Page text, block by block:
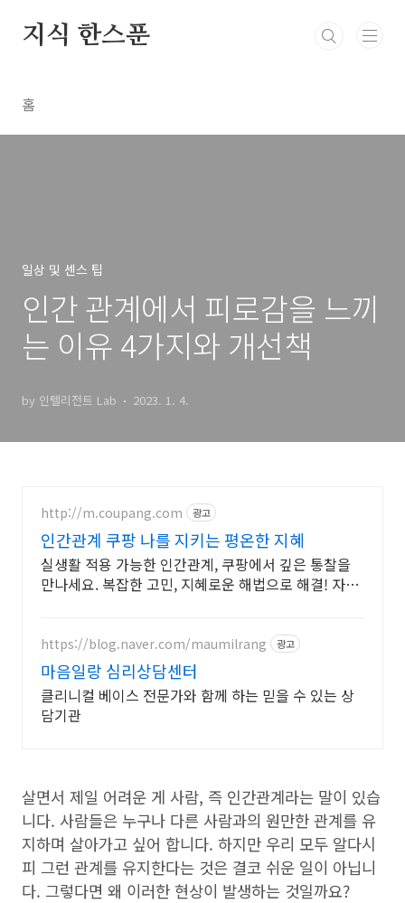
지식 한스푼
홈
일상 및 센스 팁
인간 관계에서 피로감을 느끼
는 이유 4가지와 개선책
by 인텔리전트 Lab 2023. 1. 4.
http://m.coupang.com 광고
인간관계 쿠팡 나를 지키는 평온한 지혜
실생활 적용 가능한 인간관계, 쿠팡에서 깊은 통찰을
만나세요. 복잡한 고민, 지혜로운 해법으로 해결! 자기
https://blog.naver.com/maumilrang 광고
마음일랑 심리상담센터
클리니컬 베이스 전문가와 함께 하는 믿을 수 있는 상
담기관
살면서 제일 어려운 게 사람, 즉 인간관계라는 말이 있습
니다. 사람들은 누구나 다른 사람과의 원만한 관계를 유
지하며 살아가고 싶어 합니다. 하지만 우리 모두 알다시
피 그런 관계를 유지한다는 것은 결코 쉬운 일이 아닙니
다. 그렇다면 왜 이러한 현상이 발생하는 것일까요?